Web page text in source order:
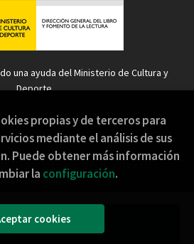
a mi cesta
una ayuda del Ministerio de Cultura y
Deporte.
Grupo Trevenque
propias y de terceros para
mediante el análisis de sus
Puede obtener más información
la configuración.
cookies